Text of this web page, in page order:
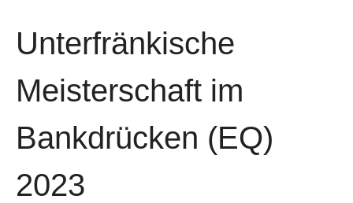
Unterfränkische
Meisterschaft im
Bankdrücken (EQ)
2023